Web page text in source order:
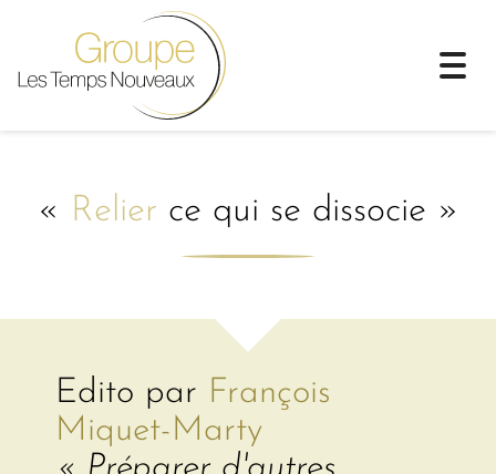
« Relier ce qui se dissocie »
Edito par François
Miquet-Marty